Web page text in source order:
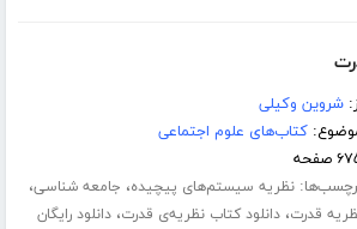
شروین وکیلی
کتاب‌های علوم اجتماعی
صفحه
نظریه سیستم‌های پیچیده، جامعه شناسی،
قدرت،دانلود کتاب نظریه‌ی قدرت،دانلود رایگان